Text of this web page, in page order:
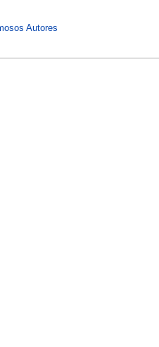
Autores